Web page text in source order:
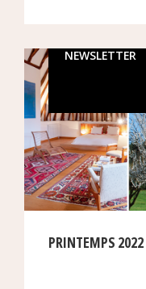
NEWSLETTER
PRINTEMPS 2022